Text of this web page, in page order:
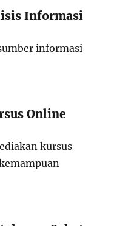
Informasi
informasi
Online
kursus